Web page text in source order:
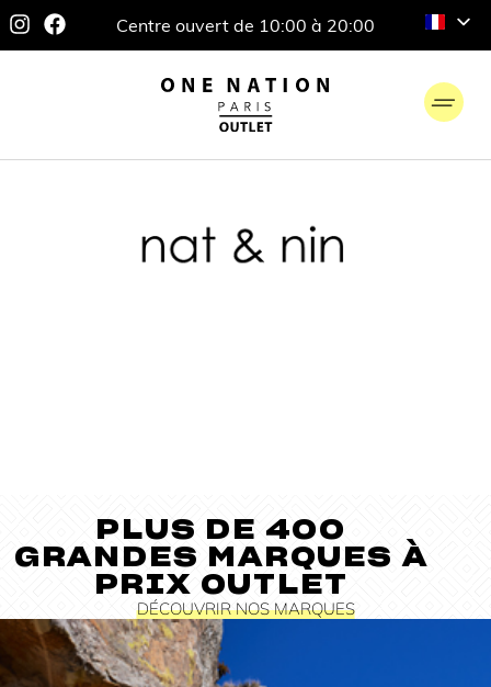
Centre ouvert de 10:00 à 20:00
PLUS DE 400
GRANDES MARQUES À
PRIX OUTLET
DÉCOUVRIR NOS MARQUES